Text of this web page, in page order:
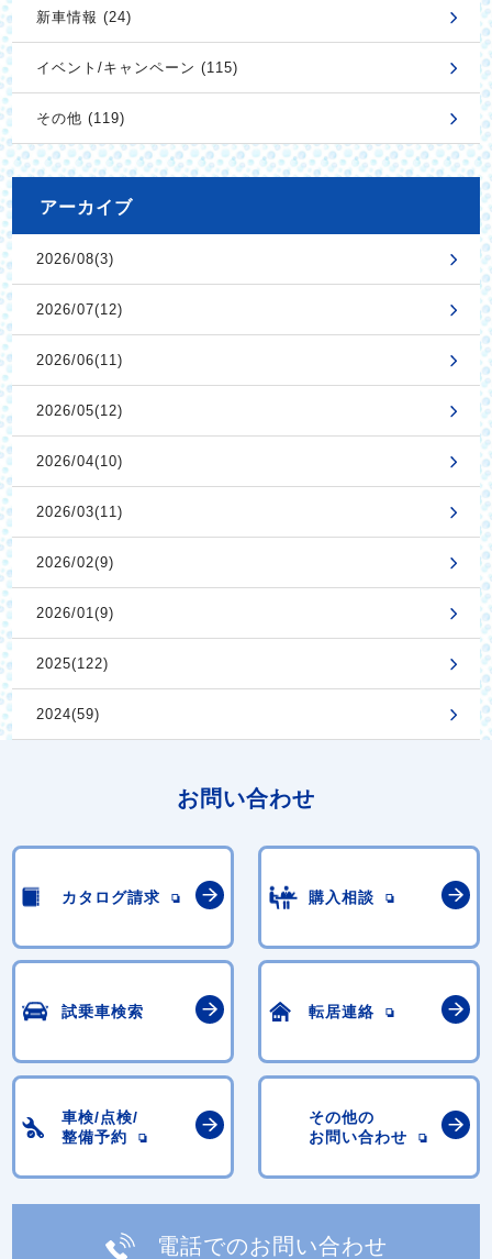
新車情報 (24)
イベント/キャンペーン (115)
その他 (119)
アーカイブ
2026/08(3)
2026/07(12)
2026/06(11)
2026/05(12)
2026/04(10)
2026/03(11)
2026/02(9)
2026/01(9)
2025(122)
2024(59)
お問い合わせ
カタログ請求 購入相談
試乗車検索 転居連絡
車検/点検/
整備予約
その他の
お問い合わせ
電話でのお問い合わせ